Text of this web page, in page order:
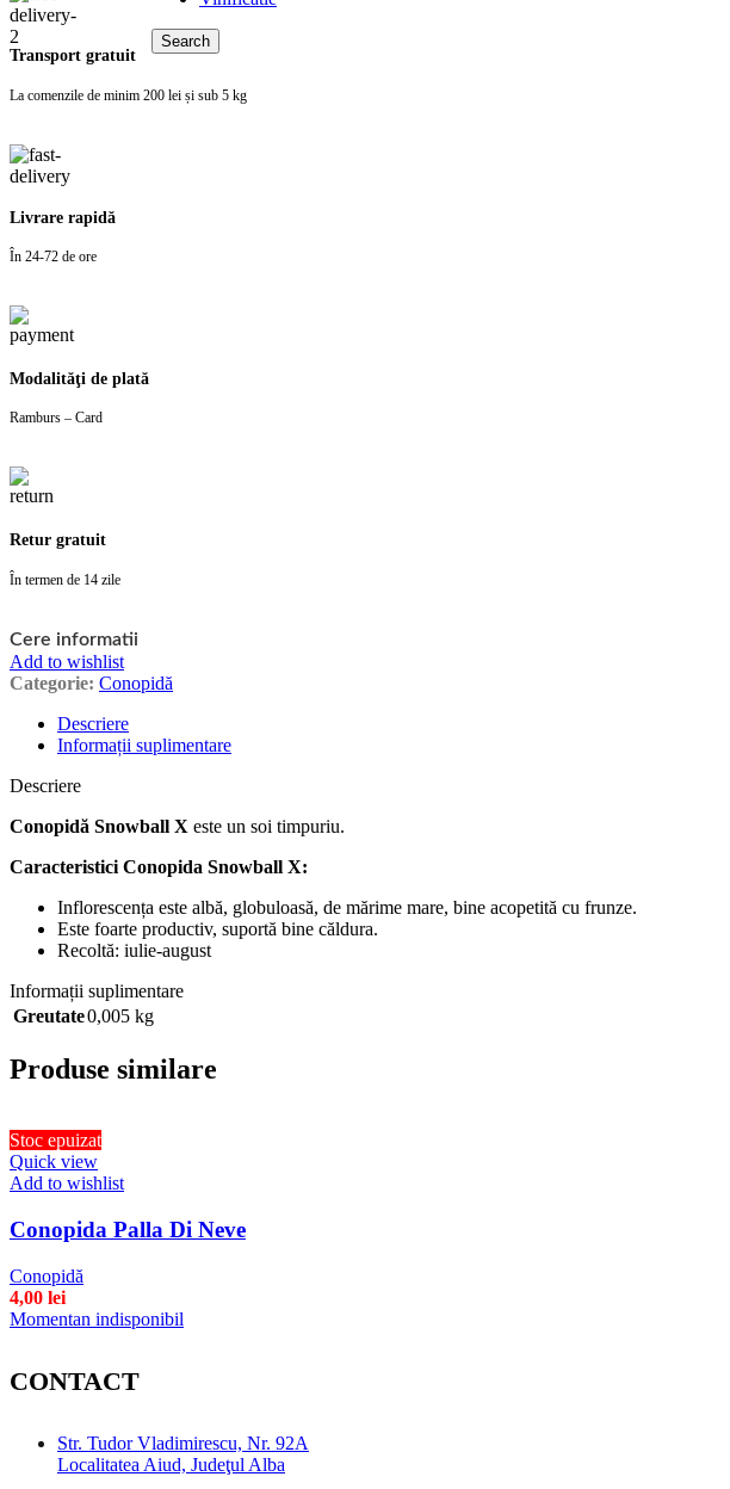
Search
Transport gratuit
La comenzile de minim 200 lei și sub 5 kg
Livrare rapidă
În 24-72 de ore
Modalităţi de plată
Ramburs – Card
Retur gratuit
În termen de 14 zile
Cere informatii
Add to wishlist
Categorie: Conopidă
Descriere
Informații suplimentare
Descriere
Conopidă Snowball X este un soi timpuriu.
Caracteristici Conopida Snowball X:
Inflorescența este albă, globuloasă, de mărime mare, bine acopetită cu frunze.
Este foarte productiv, suportă bine căldura.
Recoltă: iulie-august
Informații suplimentare
Greutate0,005 kg
Produse similare
Stoc epuizat
Quick view
Add to wishlist
Conopida Palla Di Neve
Conopidă
4,00 lei
Momentan indisponibil
CONTACT
Str. Tudor Vladimirescu, Nr. 92A
Localitatea Aiud, Judeţul Alba